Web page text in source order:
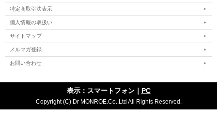
特定商取引法表示
個人情報の取扱い
サイトマップ
メルマガ登録
お問い合わせ
表示：スマートフォン｜ PC
Copyright (C) Dr MONROE.Co.,Ltd All Rights Reserved.